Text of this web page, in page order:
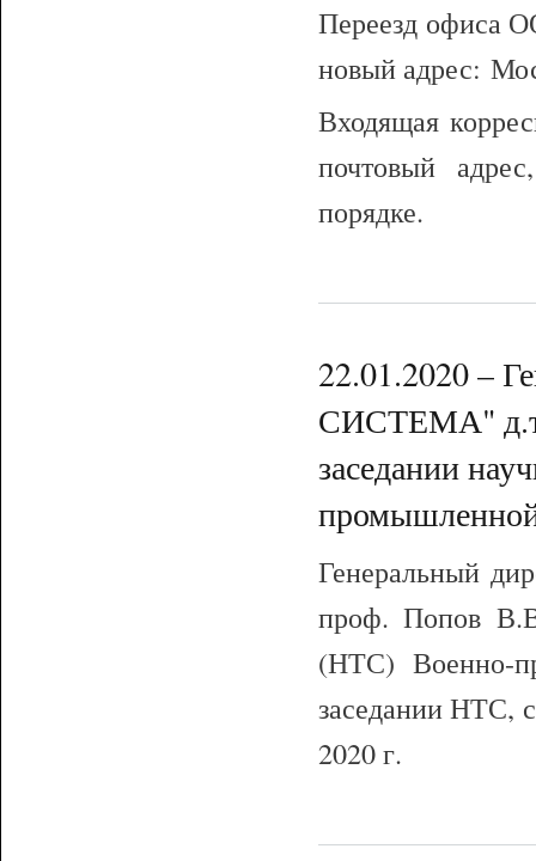
Переезд
новый адрес:
Входящая
почтовый
порядке.
22.01.2020 –
СИСТЕМА"
заседании
Генеральный
проф. Попов
(НТС) Военно-
заседании НТС,
2020 г.